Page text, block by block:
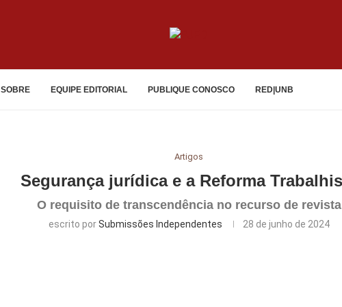
SOBRE EQUIPE EDITORIAL PUBLIQUE CONOSCO RED|UNB
Artigos
Segurança jurídica e a Reforma
O requisito de transcendência no recurso de revista
escrito porSubmissões Independentes 28 de junho de 2024